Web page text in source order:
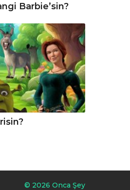
Barbie’sin?
© 2026 Onca Şey